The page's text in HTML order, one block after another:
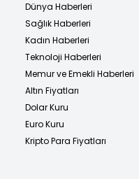
Dünya Haberleri
Sağlık Haberleri
Kadın Haberleri
Teknoloji Haberleri
Memur ve Emekli Haberleri
Altın Fiyatları
Dolar Kuru
Euro Kuru
Kripto Para Fiyatları